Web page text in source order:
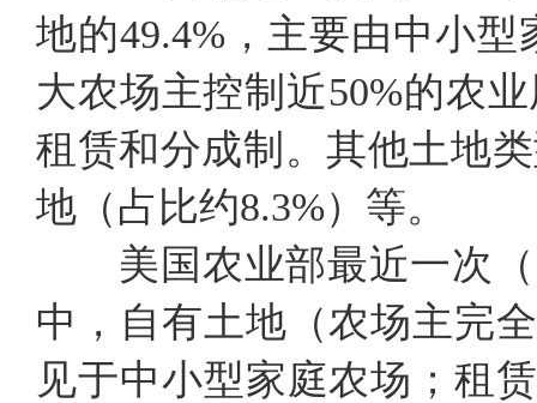
地的49.4%，主要由中小
大农场主控制近50%的农
租赁和分成制。其他土地
地（占比约8.3%）等。
美国农业部最近一次（
中，自有土地（农场主完
见于中小型家庭农场；租